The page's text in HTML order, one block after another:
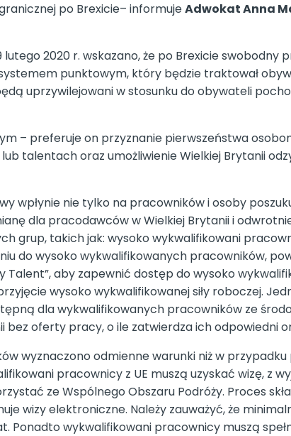
po Brexicie– informujeAdwokat Anna
2020 r. wskazano, że po Brexicie swobodny
punktowym, który będzie traktował
uprzywilejowani w stosunku do obywateli
– preferuje on przyznanie pierwszeństwa
talentach oraz umożliwienie Wielkiej Brytanii
wpłynie nie tylko na pracowników i osoby
dla pracodawców w Wielkiej Brytanii i
grup, takich jak: wysoko wykwalifikowani
do wysoko wykwalifikowanych pracowników,
Talent”, aby zapewnić dostęp do wysoko
wysoko wykwalifikowanej siły roboczej.
dla wykwalifikowanych pracowników ze
oferty pracy, o ile zatwierdza ich odpowiedni
wyznaczono odmienne warunki niż w
pracownicy z UE muszą uzyskać wizę, z
ze Wspólnego Obszaru Podróży. Proces
wizy elektroniczne. Należy zauważyć, że
Ponadto wykwalifikowani pracownicy muszą